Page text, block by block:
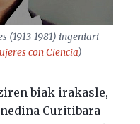
(1913-1981) ingeniari
con Ciencia)
biak irakasle,
Curitibara